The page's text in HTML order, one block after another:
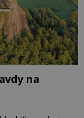
na